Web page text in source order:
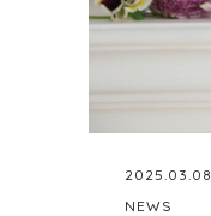
2025.03.08
NEWS